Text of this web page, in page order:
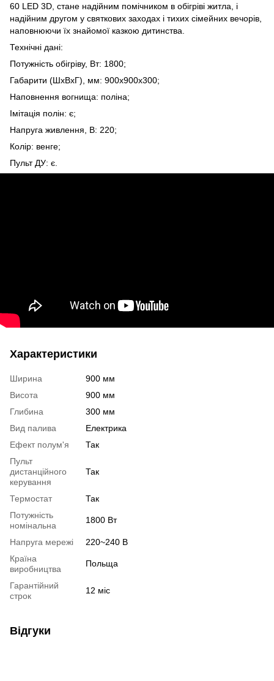
60 LED 3D, стане надійним помічником в обігріві житла, і
надійним другом у святкових заходах і тихих сімейних вечорів,
наповнюючи їх знайомої казкою дитинства.
Технічні дані:
Потужність обігріву, Вт: 1800;
Габарити (ШхВхГ), мм: 900х900х300;
Наповнення вогнища: поліна;
Імітація полін: є;
Напруга живлення, В: 220;
Колір: венге;
Пульт ДУ: є.
Характеристики
Ширина
900 мм
Висота
900 мм
Глибина
300 мм
Вид палива
Електрика
Ефект полум'я
Так
Пульт
дистанційного
керування
Так
Термостат
Так
Потужність
номінальна
1800 Вт
Напруга мережі
220~240 В
Країна
виробництва
Польща
Гарантійний
строк
12 міс
Відгуки